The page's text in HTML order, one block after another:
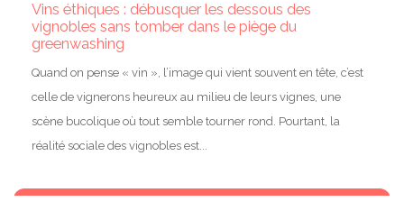
Vins éthiques : débusquer les dessous des
vignobles sans tomber dans le piège du
greenwashing
Quand on pense « vin », l’image qui vient souvent en tête, c’est
celle de vignerons heureux au milieu de leurs vignes, une
scène bucolique où tout semble tourner rond. Pourtant, la
réalité sociale des vignobles est...